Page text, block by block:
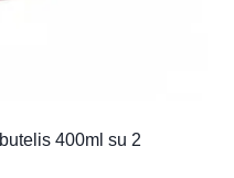
400ml su 2